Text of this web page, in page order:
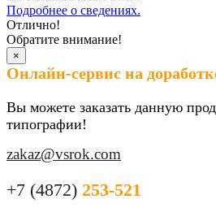
Подробнее о сведениях.
Отлично!
Обратите внимание!
×
Онлайн-сервис на
Вы можете заказать данную
типографии!
zakaz@vsrok.com
+7 (4872) 253-521